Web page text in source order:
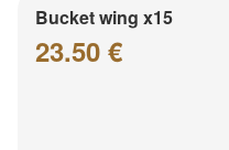
Bucket wing x15
23.50 €